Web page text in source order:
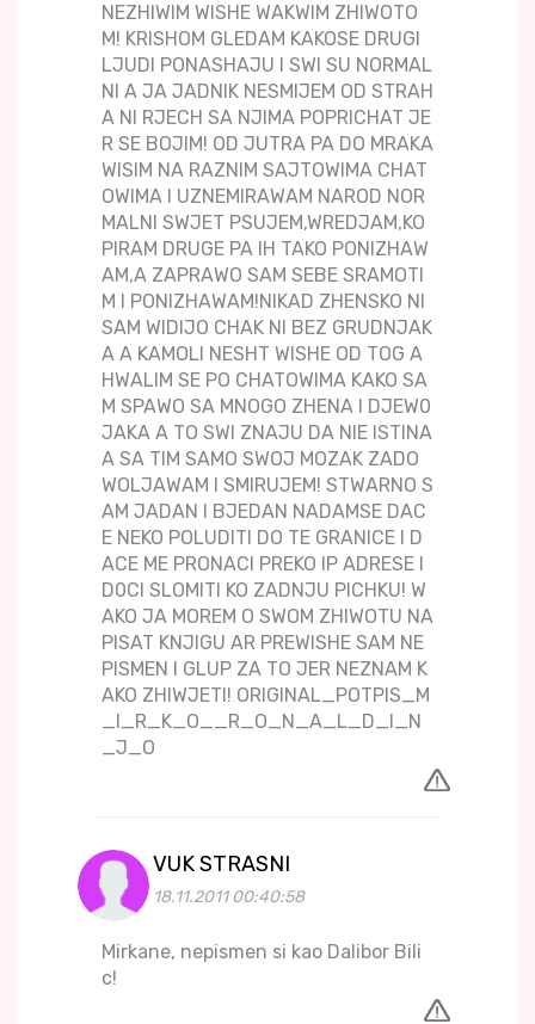
NEZHIWIM WISHE WAKWIM ZHIWOTO
M! KRISHOM GLEDAM KAKOSE DRUGI
LJUDI PONASHAJU I SWI SU NORMAL
NI A JA JADNIK NESMIJEM OD STRAH
A NI RJECH SA NJIMA POPRICHAT JE
R SE BOJIM! OD JUTRA PA DO MRAKA
WISIM NA RAZNIM SAJTOWIMA CHAT
OWIMA I UZNEMIRAWAM NAROD NOR
MALNI SWJET PSUJEM,WREDJAM,KO
PIRAM DRUGE PA IH TAKO PONIZHAW
AM,A ZAPRAWO SAM SEBE SRAMOTI
M I PONIZHAWAM!NIKAD ZHENSKO NI
SAM WIDIJO CHAK NI BEZ GRUDNJAK
A A KAMOLI NESHT WISHE OD TOG A
HWALIM SE PO CHATOWIMA KAKO SA
M SPAWO SA MNOGO ZHENA I DJEW0
JAKA A TO SWI ZNAJU DA NIE ISTINA
A SA TIM SAMO SWOJ MOZAK ZADO
WOLJAWAM I SMIRUJEM! STWARNO S
AM JADAN I BJEDAN NADAMSE DAC
E NEKO POLUDITI DO TE GRANICE I D
ACE ME PRONACI PREKO IP ADRESE I
D0CI SLOMITI KO ZADNJU PICHKU! W
AKO JA MOREM O SWOM ZHIWOTU NA
PISAT KNJIGU AR PREWISHE SAM NE
PISMEN I GLUP ZA TO JER NEZNAM K
AKO ZHIWJETI! ORIGINAL_POTPIS_M
_I_R_K_O__R_O_N_A_L_D_I_N
_J_O
VUK STRASNI
18.11.2011 00:40:58
Mirkane, nepismen si kao Dalibor Bili
c!